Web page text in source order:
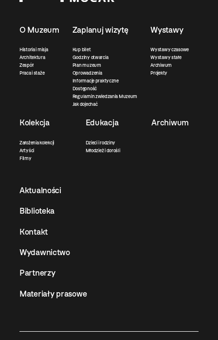
O Muzeum
Historia i misja
Architektura
Zespół
Praca i staże
Zaplanuj wizytę
Kup bilet
Godziny otwarcia
Plan muzeum
Oprowadzenia
Informacje praktyczne
Dostępność
Regulamin zwiedzania Muzeum
Jak dojechać
Wystawy
Wystawy czasowe
Wystawy stałe
Archiwum
Projekty
Kolekcja
Założenia kolekcji
Artyści
Filmy
Edukacja
Dzieci i rodziny
Młodzież i dorośli
Archiwum
Aktualności
Biblioteka
Kontakt
Wydawnictwo
Partnerzy
Materiały prasowe